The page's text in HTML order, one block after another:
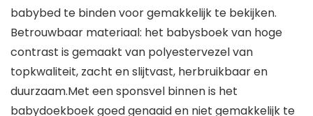
babybed te binden voor gemakkelijk te bekijken.
Betrouwbaar materiaal: het babysboek van hoge
contrast is gemaakt van polyestervezel van
topkwaliteit, zacht en slijtvast, herbruikbaar en
duurzaam.Met een sponsvel binnen is het
babydoekboek goed genaaid en niet gemakkelijk te